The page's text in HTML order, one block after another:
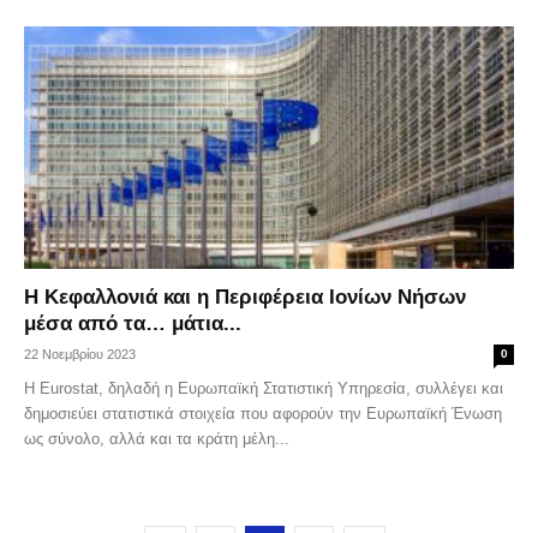
Η Κεφαλλονιά και η Περιφέρεια Ιονίων Νήσων
μέσα από τα… μάτια...
22 Νοεμβρίου 2023 0
Η Eurostat, δηλαδή η Ευρωπαϊκή Στατιστική Υπηρεσία, συλλέγει και
δημοσιεύει στατιστικά στοιχεία που αφορούν την Ευρωπαϊκή Ένωση
ως σύνολο, αλλά και τα κράτη μέλη...